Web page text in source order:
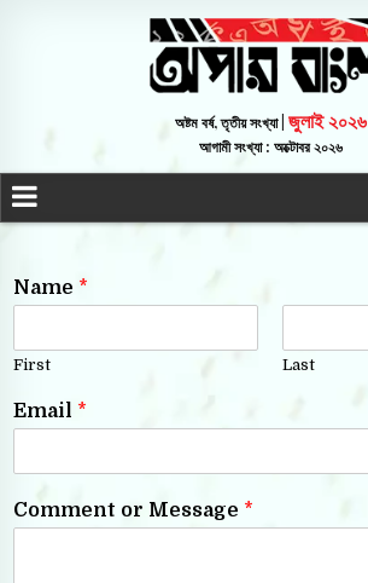
অষ্টম বর্ষ, তৃতীয় সংখ্যা | জুলাই ২০২৬
আগামী সংখ্যা : অক্টোবর ২০২৬
Name *
First Last
Email *
Comment or Message *